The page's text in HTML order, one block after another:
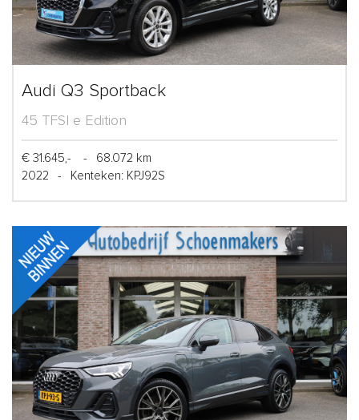
Audi Q3 Sportback
45 TFSI e Edition
€ 31.645,- -
68.072 km
2022
- Kenteken: KPJ92S